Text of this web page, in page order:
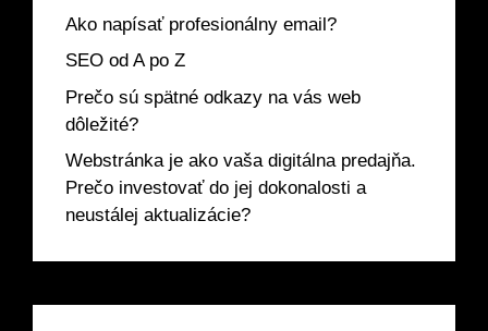
Ako napísať profesionálny email?
SEO od A po Z
Prečo sú spätné odkazy na vás web
dôležité?
Webstránka je ako vaša digitálna predajňa.
Prečo investovať do jej dokonalosti a
neustálej aktualizácie?